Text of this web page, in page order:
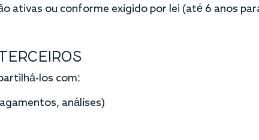
ativas ou conforme exigido por lei (até 6 anos
los com:
análises)